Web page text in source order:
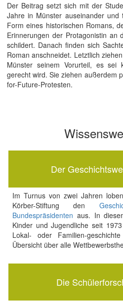
Der Beitrag setzt sich mit der
Jahre in Münster auseinander und
Form eines historischen Romans,
Erinnerungen der Protagonistin an
schildert. Danach finden sich
Roman anschneidet. Letztlich
Münster seinem Vorurteil, es sei
gerecht wird. Sie ziehen außerdem
for-Future-Protesten.
Der
Im Turnus von zwei Jahren
Körber-Stiftung den
Bundespräsidenten aus. In
Kinder und Jugendliche seit
Lokal- oder Familien-
Übersicht über alle
Die